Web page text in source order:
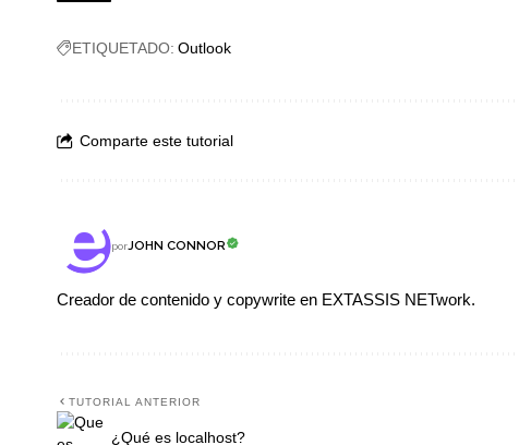
ETIQUETADO: Outlook
Comparte este tutorial
porJOHN CONNOR
Creador de contenido y copywrite en EXTASSIS NETwork.
TUTORIAL ANTERIOR
¿Qué es localhost?